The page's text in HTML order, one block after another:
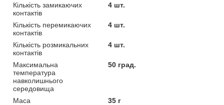
Кількість замикаючих
контактів
4 шт.
Кількість перемикаючих
контактів
4 шт.
Кількість розмикальних
контактів
4 шт.
Максимальна
температура
навколишнього
середовища
50 град.
Маса
35 г